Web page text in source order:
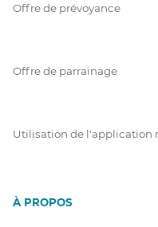
Offre de prévoyance
Offre de parrainage
Utilisation de l'application
À PROPOS